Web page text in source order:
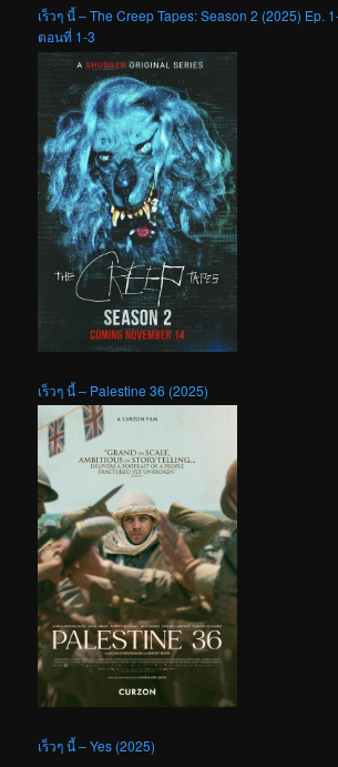
เร็วๆ นี้ – The Creep Tapes: Season 2 (2025) Ep.
ตอนที่ 1-3
เร็วๆ นี้ – Palestine 36 (2025)
เร็วๆ นี้ – Yes (2025)